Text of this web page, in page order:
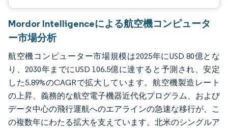
Mordor Intelligenceによる航空機コンピュータ
ー市場分析
航空機コンピューター市場規模は2025年にUSD 80億とな
り、2030年までにUSD 106.5億に達すると予測され、安定
した5.89%のCAGRで拡大しています。航空機製造レート
の上昇、義務的な航空電子機器近代化プログラム、および
データ中心の飛行運航へのエアラインの急速な移行が、こ
の複数年にわたる拡大を支えています。北米のシングルア